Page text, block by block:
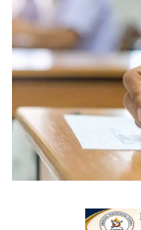
Videos
Praise & Prayers
Contact US